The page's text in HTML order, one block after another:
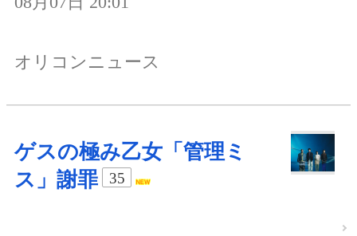
オリコンニュース
ゲスの極み乙女「管理ミ
ス」謝罪
35